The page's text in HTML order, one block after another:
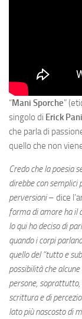
“Mani Sporche”
singolo di Erick
che parla di
quello che non
Credo che la poesia
direbbe con semplici
perversioni– dice
forma di amore ha il
Io qui ho deciso di
quando i corpi
quello del “tutto e
possibilità che
persone,
scrittura e di
lato più nascosto di